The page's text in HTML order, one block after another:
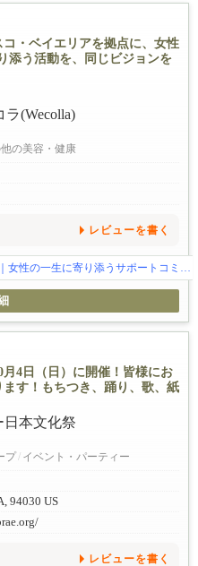
・ベイエリアを拠点に、女性
添う活動を、同じビジョンを
の美容・健康
レビューを書く
の一生に寄り添うサポートコミュニティ
4日（日）に開催！皆様にお
す！もちつき、踊り、歌、紙
プ/ イベント・パーティー
94030 US
レビューを書く